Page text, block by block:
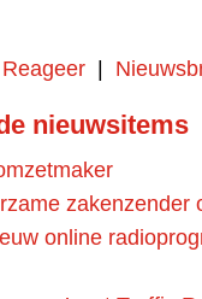
Reageer
nieuwsitems
zakenzender
online